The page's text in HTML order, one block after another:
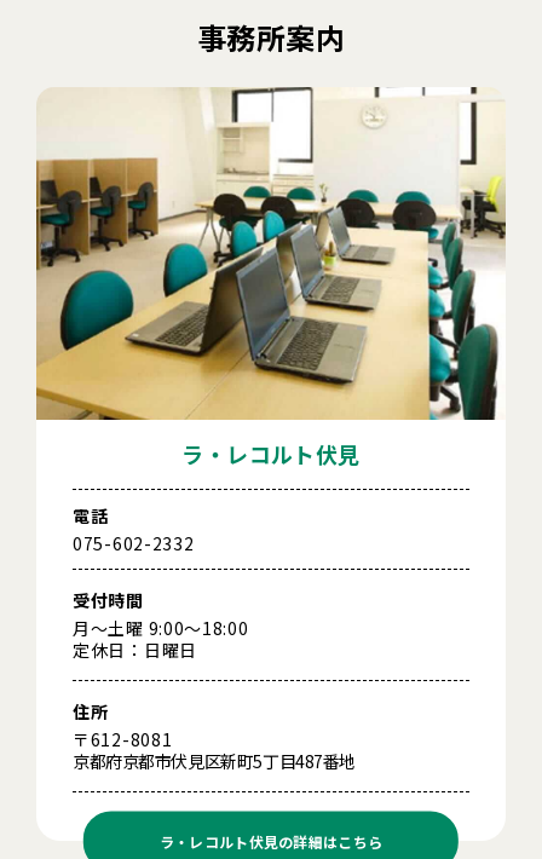
事務所案内
ラ・レコルト伏見
電話
075-602-2332
受付時間
月～土曜 9:00～18:00
定休日：日曜日
住所
〒612-8081
京都府京都市伏見区新町5丁目487番地
ラ・レコルト伏見の詳細はこちら